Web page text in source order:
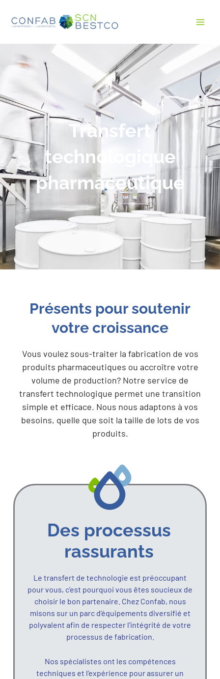
Transfert
technologique
pharmaceutique
Présents pour soutenir
votre croissance
Vous voulez sous-traiter la fabrication de vos
produits pharmaceutiques ou accroître votre
volume de production? Notre service de
transfert technologique permet une transition
simple et efficace. Nous nous adaptons à vos
besoins, quelle que soit la taille de lots de vos
produits.
Des processus
rassurants
Le transfert de technologie est préoccupant
pour vous, c’est pourquoi vous êtes soucieux de
choisir le bon partenaire. Chez Confab, nous
misons sur un parc d’équipements diversifié et
polyvalent afin de respecter l’intégrité de votre
processus de fabrication.
Nos spécialistes ont les compétences
techniques et l’expérience pour assurer un